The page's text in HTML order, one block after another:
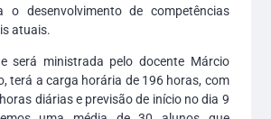
o desenvolvimento de competências
atuais.
será ministrada pelo docente Márcio
terá a carga horária de 196 horas, com
diárias e previsão de início no dia 9